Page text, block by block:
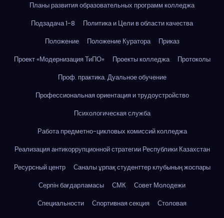
Планы развития образовательных программ колледжа
Подзадача 1-8
Политика и Цели в области качества
Положение
Положение Куратора
Приказ
Проект «Модернизация ТиПО»
Проекты колледжа
Протоколы
Проф. практика. Дуальное обучение
Профессиональная ориентация и трудоустройство
Психологическая служба
Работа предметно-цикловых комиссий колледжа
Реализация антикоррупционной стратегии Республики Казахстан
Ресурсный центр
Саналы ұрпақ студенттер клубының жоспары
Серпін бағдарламасы
СМК
Совет Молодежи
Специальности
Спортивная секция
Столовая